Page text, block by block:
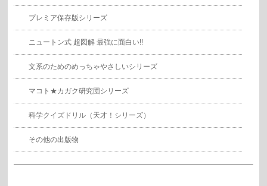
プレミア保存版シリーズ
ニュートン式 超図解 最強に面白い!!
文系のためのめっちゃやさしいシリーズ
マコト★カガク研究団シリーズ
科学クイズドリル（天才！シリーズ）
その他の出版物